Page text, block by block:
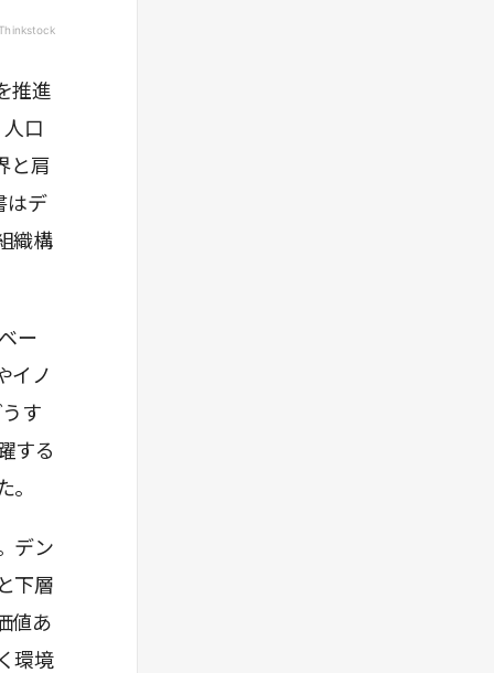
推進
口
と肩
はデ
織構
ー
イノ
す
する
デン
下層
値あ
環境